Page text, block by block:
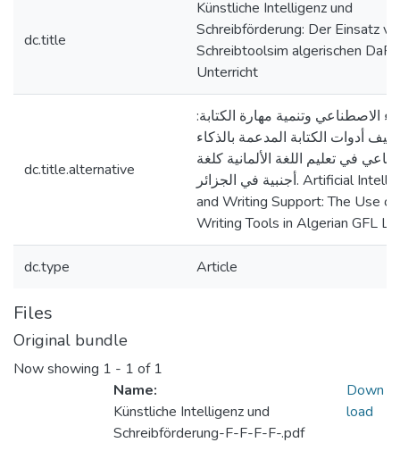
dc.title
Künstliche Intelligenz und
Schreibförderung: Der Einsatz
Schreibtoolsim algerischen DaF-
Unterricht
dc.title.alternative
الاصطناعي وتنمية مهارة الكتابة:
أدوات الكتابة المدعمة بالذكاء
في تعليم اللغة الألمانية كلغة
أجنبية في الجزائر. Artificial Intelligence
and Writing Support: The Use
Writing Tools in Algerian GFL
dc.type Article
Files
Original bundle
Now showing 1 - 1 of 1
Name:
Künstliche Intelligenz und
Schreibförderung-F-F-F-F-.pdf
Down
load